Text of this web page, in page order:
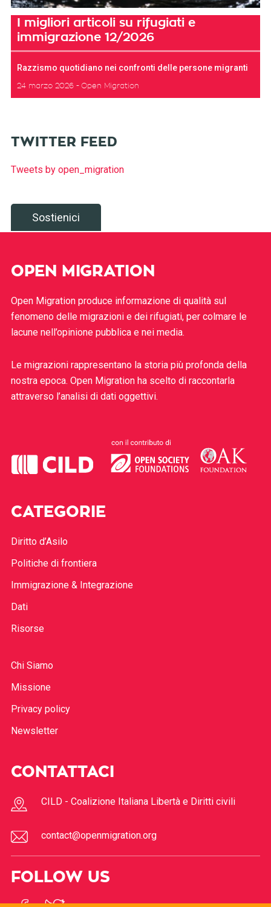
I migliori articoli su rifugiati e
immigrazione 12/2026
Razzismo quotidiano nei confronti delle persone migranti
24 marzo 2026 Open Migration
TWITTER FEED
Tweets by open_migration
Sostienici
OPEN MIGRATION
Open Migration produce informazione di qualità sul
fenomeno delle migrazioni e dei rifugiati, per colmare le
lacune nell’opinione pubblica e nei media.
Le migrazioni rappresentano la storia più profonda della
nostra epoca. Open Migration ha scelto di raccontarla
attraverso l’analisi di dati oggettivi.
CATEGORIE
Diritto d’Asilo
Politiche di frontiera
Immigrazione & Integrazione
Dati
Risorse
Chi Siamo
Missione
Privacy policy
Newsletter
CONTATTACI
CILD - Coalizione Italiana Libertà e Diritti civili
contact@openmigration.org
FOLLOW US